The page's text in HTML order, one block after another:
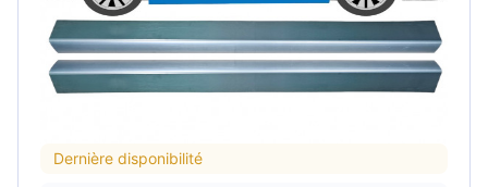
Dernière disponibilité